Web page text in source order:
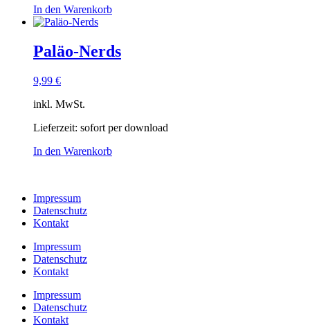
In den Warenkorb
Paläo-Nerds
9,99 €
inkl. MwSt.
Lieferzeit: sofort per download
In den Warenkorb
Impressum
Datenschutz
Kontakt
Impressum
Datenschutz
Kontakt
Impressum
Datenschutz
Kontakt